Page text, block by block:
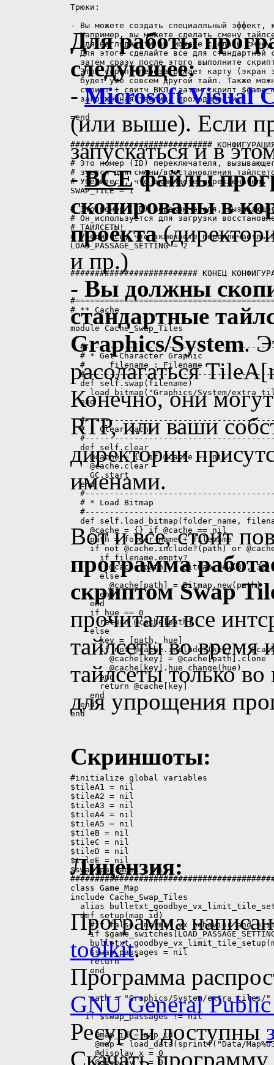
Для работы
следующее:
-Microsoft Visual
(или выше). Если
запускаться и в
-ВСЕфайлы
скопированы в
проекта
и пр.)
- Вы должны
стандартные
Graphics/System.
расолагаться
Конечно, они
RTP, или ваши
директории
именами.
Вот и все, стоит
программа
скриптом Swap
прочитали все
тайлсеты во время
тайлсеты только
для упрощения
Скриншоты:
Лицензия:
Программа
toolkit.
Программа
GNU General
Ресурсы доступны
Скачать